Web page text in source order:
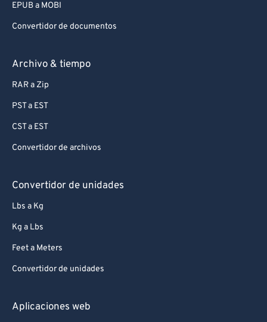
EPUB a MOBI
Convertidor de documentos
Archivo & tiempo
RAR a Zip
PST a EST
CST a EST
Convertidor de archivos
Convertidor de unidades
Lbs a Kg
Kg a Lbs
Feet a Meters
Convertidor de unidades
Aplicaciones web